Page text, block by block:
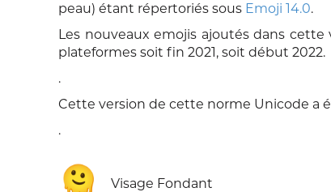
peau) étant répertoriés sous Emoji 14.0.
Les nouveaux emojis ajoutés dans
plateformes soit fin 2021, soit début 2022.
.
Cette version de cette norme Unicode a
.
🫠 Visage Fondant